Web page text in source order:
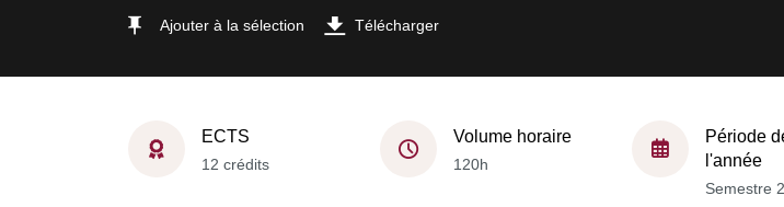
Ajouter à la sélection Télécharger
ECTS
12 crédits
Volume horaire
120h
Période
l'année
Semestre 2